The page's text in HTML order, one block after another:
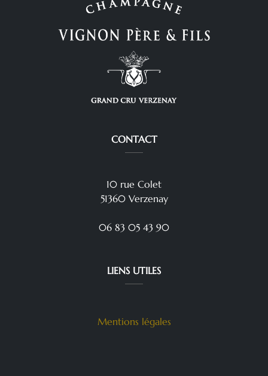
CONTACT
10 rue Colet
51360 Verzenay
06 83 05 43 90
LIENS UTILES
Mentions légales